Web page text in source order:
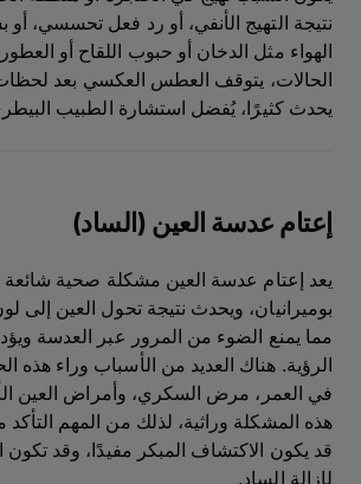
نتيجة التهيج الأنفي، أو رد فعل تحسسي،
الهواء مثل الدخان أو حبوب اللقاح أو
الحالات، يتوقف العطس العكسي بعد
يحدث كثيرًا، يُفضل استشارة الطبيب
إعتام عدسة العين (الساد)
يعد إعتام عدسة العين مشكلة صحية
بوميرانيان، ويحدث نتيجة تحول العين إلى
مما يمنع الضوء من المرور عبر العدسة
الرؤية. هناك العديد من الأسباب وراء هذه
في العمر، مرض السكري، وأمراض العين
هذه المشكلة وراثية، لذلك من المهم
قد يكون الاكتشاف المبكر مفيدًا، وقد تكون
لإزالة الساد.